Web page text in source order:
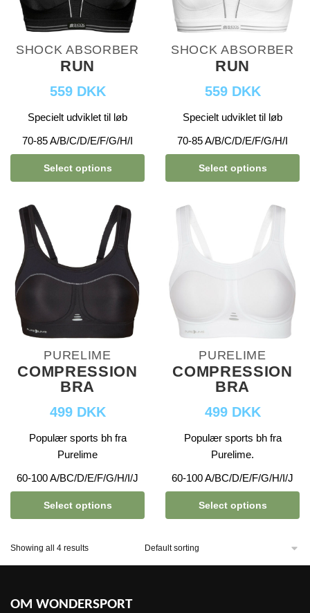
SHOCK ABSORBER
RUN
559 DKK
Specielt udviklet til løb
70-85 A/B/C/D/E/F/G/H/I
Select options
SHOCK ABSORBER
RUN
559 DKK
Specielt udviklet til løb
70-85 A/B/C/D/E/F/G/H/I
Select options
PURELIME
COMPRESSION
BRA
499 DKK
Populær sports bh fra
Purelime
60-100 A/BC/D/E/F/G/H/I/J
Select options
PURELIME
COMPRESSION
BRA
499 DKK
Populær sports bh fra
Purelime.
60-100 A/BC/D/E/F/G/H/I/J
Select options
Showing all 4 results
OM WONDERSPORT